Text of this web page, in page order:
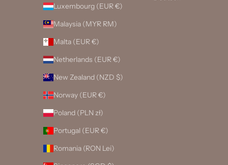
Luxembourg (EUR €)
Malaysia (MYR RM)
Malta (EUR €)
Netherlands (EUR €)
New Zealand (NZD $)
Norway (EUR €)
Poland (PLN zł)
Portugal (EUR €)
Romania (RON Lei)